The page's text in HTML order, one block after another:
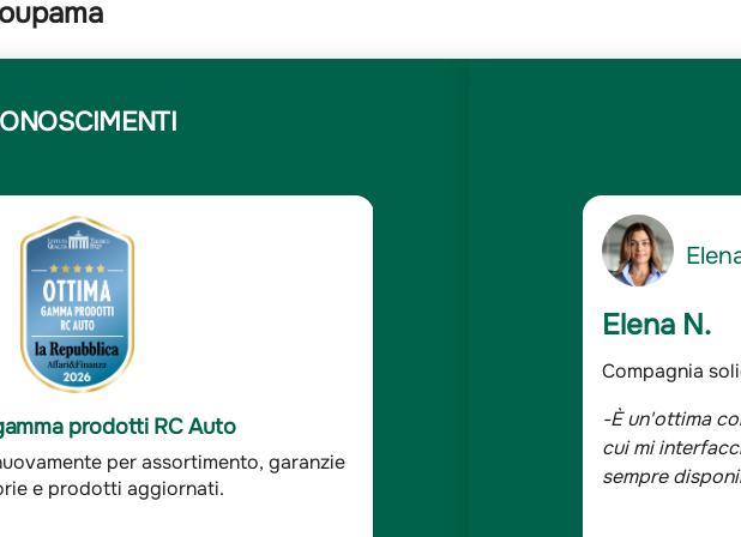
clienti RC Auto
per l'ottima soddisfazione dei
clienti RC auto.
Elena N.
Elena N.
Compagnia solida e affidabile
un'ottima compagnia, solida ed affidabile e le persone con
mi interfaccio sono assolutamente competenti, cortesi e
disponibili. - Indagine Doxa*
Giancarlo D.
Assicurato da
-Sono
bene, tutta la